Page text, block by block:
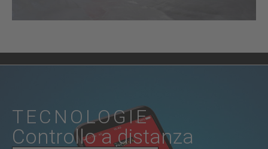
TECNOLOGIE
Controllo a distanza